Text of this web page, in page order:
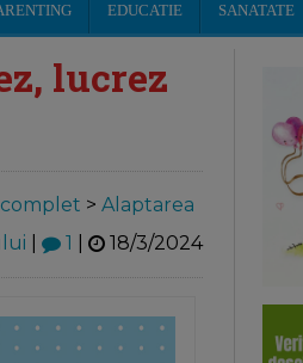
EDUCATIE SANATATE
lucrez
> Alaptarea
1 18/3/2024